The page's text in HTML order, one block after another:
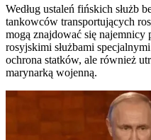
Według ustaleń fińskich służb
tankowców transportujących
mogą znajdować się
rosyjskimi służbami
ochrona statków, ale również
marynarką wojenną.